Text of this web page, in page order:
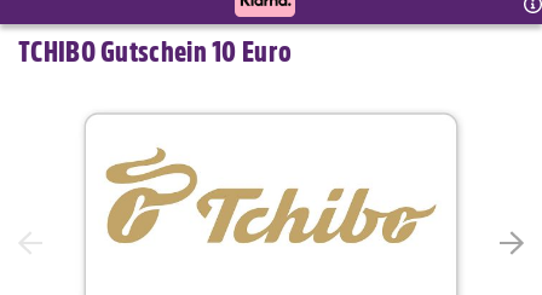
Sale
2.500 Punkte
& Garten
& Wohnen
Genießen
TCHIBO Gutschein 10 Euro